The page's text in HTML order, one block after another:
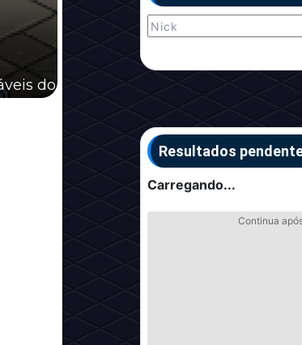
do
Resultados
Carregando...